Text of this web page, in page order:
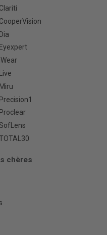
Clariti
CooperVision
Dia
Eyexpert
iWear
Live
Miru
Precision1
Proclear
chères